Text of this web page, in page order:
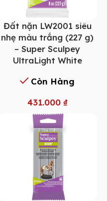
Đất nặn LW2001 siêu
nhẹ màu trắng (227 g)
– Super Sculpey
UltraLight White
Còn Hàng
431.000 ₫